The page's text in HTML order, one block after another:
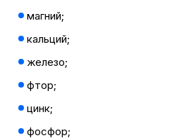
магний;
кальций;
железо;
фтор;
цинк;
фосфор;